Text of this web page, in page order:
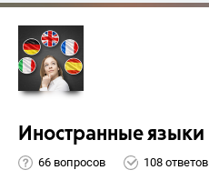
Иностранные языки
66 вопросов 108 ответов